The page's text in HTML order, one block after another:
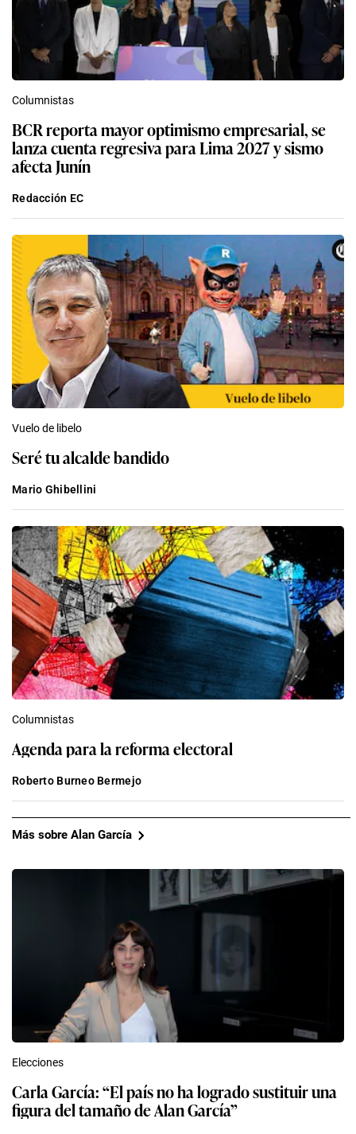
Columnistas
BCR reporta mayor optimismo empresarial, se
lanza cuenta regresiva para Lima 2027 y sismo
afecta Junín
Redacción EC
Vuelo de libelo
Seré tu alcalde bandido
Mario Ghibellini
Columnistas
Agenda para la reforma electoral
Roberto Burneo Bermejo
Más sobre Alan García
Elecciones
Carla García: “El país no ha logrado sustituir una
figura del tamaño de Alan García”